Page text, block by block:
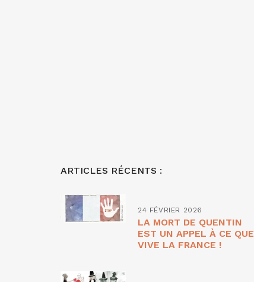
ARTICLES RÉCENTS :
24 FÉVRIER 2026
LA MORT DE QUENTIN
EST UN APPEL À CE QUE
VIVE LA FRANCE !